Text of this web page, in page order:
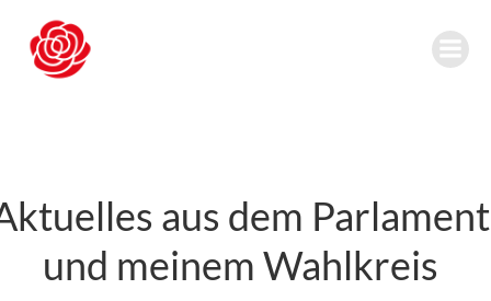
aus dem Parlament
und meinem Wahlkreis